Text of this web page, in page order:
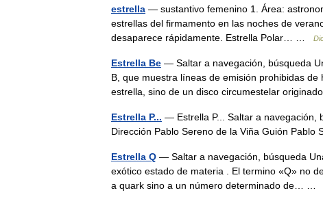
estrella — sustantivo femenino 1. Área:
estrellas del firmamento en las noches de
desaparece rápidamente. Estrella Polar… …
Estrella Be — Saltar a navegación, búsqueda
B, que muestra líneas de emisión prohibidas
estrella, sino de un disco circumestelar
Estrella P... — Estrella P... Saltar a navegación,
Dirección Pablo Sereno de la Viña Guión
Estrella Q — Saltar a navegación, búsqueda
exótico estado de materia . El termino «Q» no
a quark sino a un número determinado de… …